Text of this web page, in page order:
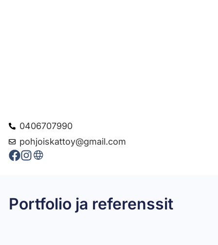
0406707990
pohjoiskattoy@gmail.com
Portfolio ja referenssit
Katto aurinkopaneeleilla
Peltikatto
Rivitalo
Mökki